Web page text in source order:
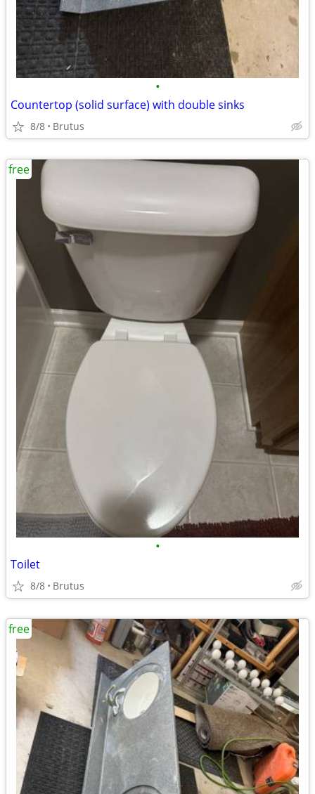
•
Countertop (solid surface) with double sinks
8/8 Brutus
•
Toilet
8/8 Brutus
free
free